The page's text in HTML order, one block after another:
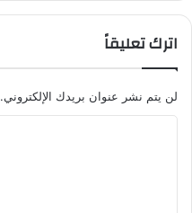
اترك تعليقاً
لن يتم نشر عنوان بريدك الإلكتروني.